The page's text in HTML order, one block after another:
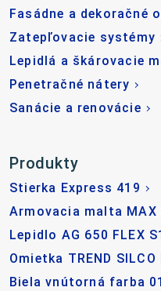
Fasádne a dekoračné
Zatepľovacie systémy
Lepidlá a škárovacie
Penetračné nátery
Sanácie a renovácie
Produkty
Stierka Express 419
Armovacia malta MAX
Lepidlo AG 650 FLEX S1
Omietka TREND SILCO
Biela vnútorná farba